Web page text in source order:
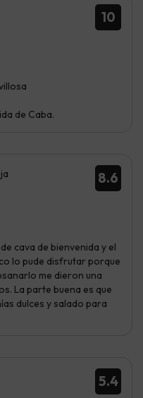
10
de Caba.
8.6
cava de bienvenida y el
lo pude disfrutar porque
me dieron una
La parte buena es que
dulces y salado para
5.4